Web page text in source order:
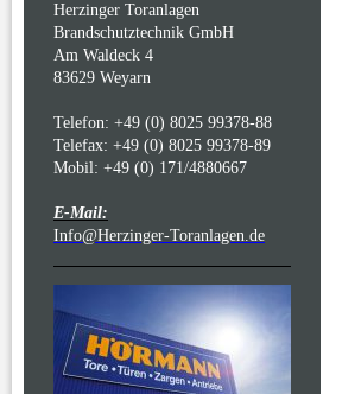
Herzinger Toranlagen
Brandschutztechnik GmbH
Am Waldeck 4
83629 Weyarn
Telefon: +49 (0) 8025 99378-88
Telefax: +49 (0) 8025 99378-89
Mobil: +49 (0) 171/4880667
E-Mail:
Info@Herzinger-Toranlagen.de